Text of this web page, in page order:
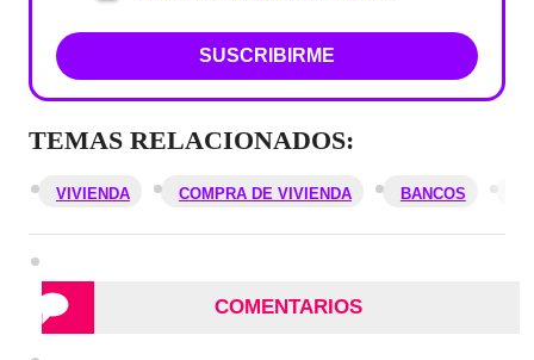
SUSCRIBIRME
TEMAS RELACIONADOS:
VIVIENDA COMPRA DE VIVIENDA BANCOS
COMENTARIOS